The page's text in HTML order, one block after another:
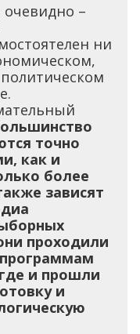
очевидно –
ни
точно
как и
более
зависят
проходили
и прошли
и